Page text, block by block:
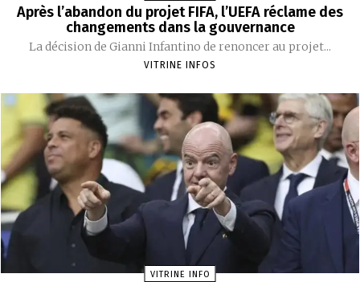
Après l’abandon du projet FIFA, l’UEFA réclame des
changements dans la gouvernance
La décision de Gianni Infantino de renoncer au projet...
VITRINE INFOS
VITRINE INFO